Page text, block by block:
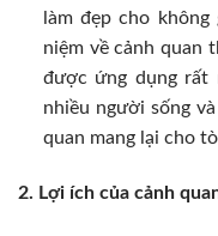
làm đẹp cho
niệm về cảnh quan
được ứng dụng rất
nhiều người sống
quan mang lại cho
2. Lợi ích của cảnh